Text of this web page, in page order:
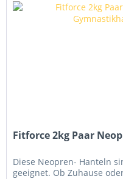
Fitforce 2kg Paar
Diese Neopren- Hanteln
geeignet. Ob Zuhause